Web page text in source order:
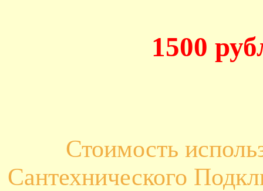
1500
Стоимость
Сантехнического